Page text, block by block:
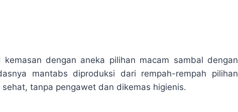
dengan aneka pilihan macam sambal dengan
mantabs diproduksi dari rempah-rempah pilihan
tanpa pengawet dan dikemas higienis.